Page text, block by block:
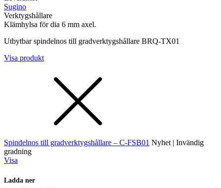
Sugino
Verktygshållare
Klämhylsa för dia 6 mm axel.
Utbytbar spindelnos till gradverktygshållare BRQ-TX01
Visa produkt
Spindelnos till gradverktygshållare – C-FSB01 Nyhet | Invändig
gradning
Visa
Ladda ner